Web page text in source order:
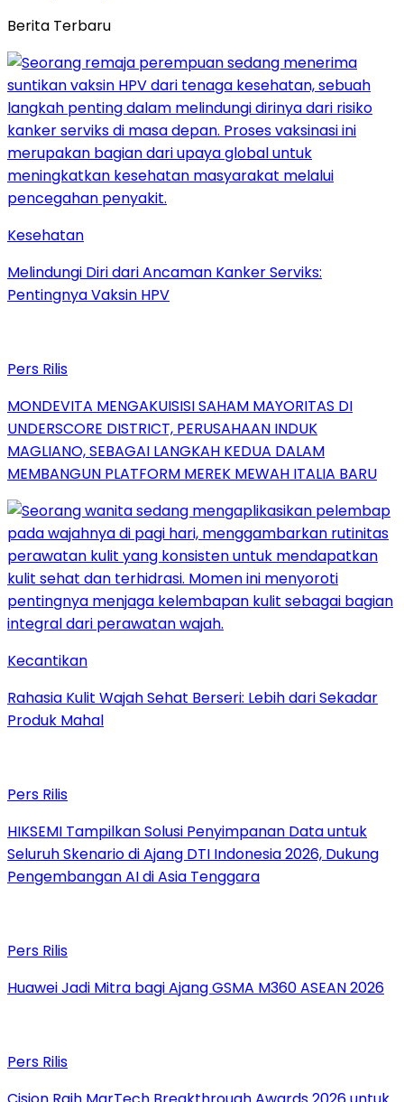
Berita Terbaru
Kesehatan
Melindungi Diri dari Ancaman Kanker Serviks:
Pentingnya Vaksin HPV
Pers Rilis
MONDEVITA MENGAKUISISI SAHAM MAYORITAS DI
UNDERSCORE DISTRICT, PERUSAHAAN INDUK
MAGLIANO, SEBAGAI LANGKAH KEDUA DALAM
MEMBANGUN PLATFORM MEREK MEWAH ITALIA BARU
Kecantikan
Rahasia Kulit Wajah Sehat Berseri: Lebih dari Sekadar
Produk Mahal
Pers Rilis
HIKSEMI Tampilkan Solusi Penyimpanan Data untuk
Seluruh Skenario di Ajang DTI Indonesia 2026, Dukung
Pengembangan AI di Asia Tenggara
Pers Rilis
Huawei Jadi Mitra bagi Ajang GSMA M360 ASEAN 2026
Pers Rilis